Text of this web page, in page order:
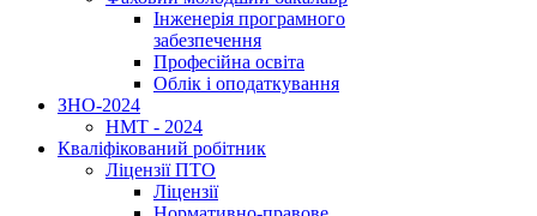
Інженерія програмного
забезпечення
Професійна освіта
Облік і оподаткування
ЗНО-2024
НМТ - 2024
Кваліфікований робітник
Ліцензії ПТО
Ліцензії